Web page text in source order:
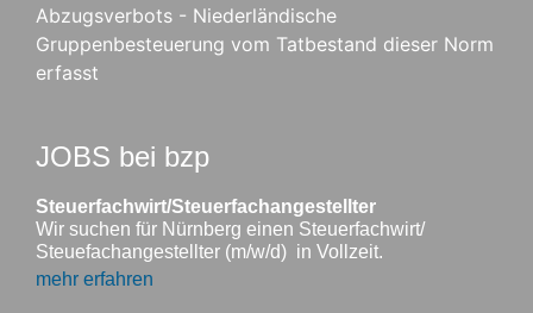
Abzugsverbots - Niederländische
Gruppenbesteuerung vom Tatbestand dieser Norm
erfasst
JOBS bei bzp
Steuerfachwirt/Steuerfachangestellter
Wir suchen für Nürnberg einen Steuerfachwirt/
Steuefachangestellter (m/w/d) in Vollzeit.
mehr erfahren